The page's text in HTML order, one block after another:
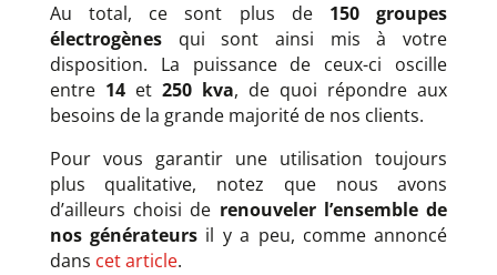
Au total, ce sont plus de 150 groupes
électrogènesqui sont ainsi mis à votre
disposition. La puissance de ceux-ci oscille
entre 14et 250 kva, de quoi répondre aux
besoins de la grande majorité de nos clients.
Pour vous garantir une utilisation toujours
plus qualitative, notez que nous avons
d’ailleurs choisi de renouveler l’ensemble de
nos générateurs il y a peu, comme annoncé
dans cet article.